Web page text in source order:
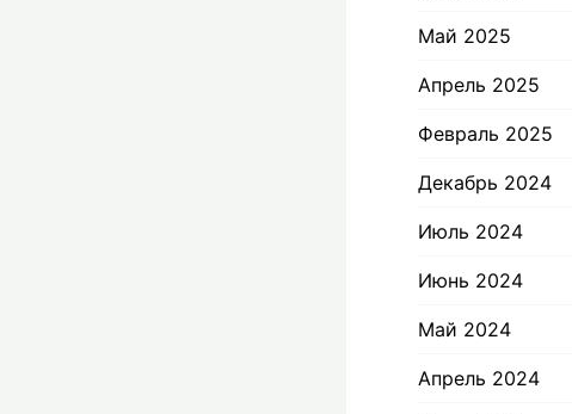
Май 2025
Апрель 2025
Февраль 2025
Декабрь 2024
Июль 2024
Июнь 2024
Май 2024
Апрель 2024